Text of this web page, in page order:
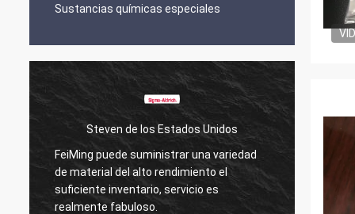
Sustancias químicas especiales
Steven de los Estados Unidos
FeiMing puede suministrar una variedad
de material del alto rendimiento el
suficiente inventario, servicio es
realmente fabuloso.